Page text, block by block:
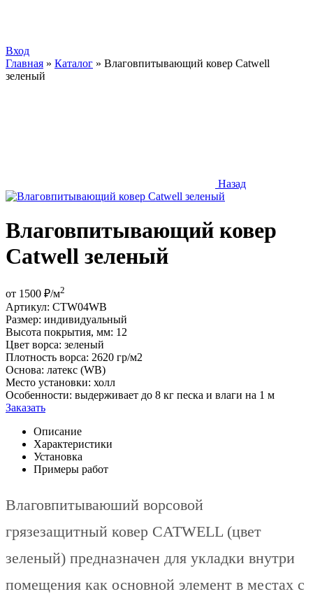
Вход
Главная » Каталог » Влаговпитывающий ковер Catwell
зеленый
Назад
Влаговпитывающий ковер
Catwell зеленый
от 1500 ₽/м2
Артикул: CTW04WB
Размер: индивидуальный
Высота покрытия, мм: 12
Цвет ворса: зеленый
Плотность ворса: 2620 гр/м2
Основа: латекс (WB)
Место установки: холл
Особенности: выдерживает до 8 кг песка и влаги на 1 м
Заказать
Описание
Характеристики
Установка
Примеры работ
Влаговпитываюший ворсовой
грязезащитный ковер CATWELL (цвет
зеленый) предназначен для укладки внутри
помещения как основной элемент в местах с